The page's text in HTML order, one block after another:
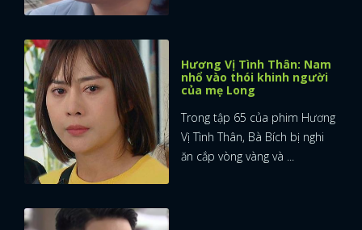
Hương Vị Tình Thân: Nam
nhổ vào thói khinh người
của mẹ Long
Trong tập 65 của phim Hương
Vị Tình Thân, Bà Bích bị nghi
ăn cắp vòng vàng và ...